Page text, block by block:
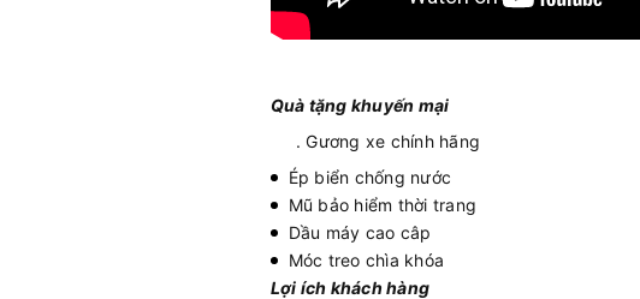
Quà tặng khuyến mại
. Gương xe chính hãng
Ép biển chống nước
Mũ bảo hiểm thời trang
Dầu máy cao câp
Móc treo chìa khóa
Lợi ích khách hàng